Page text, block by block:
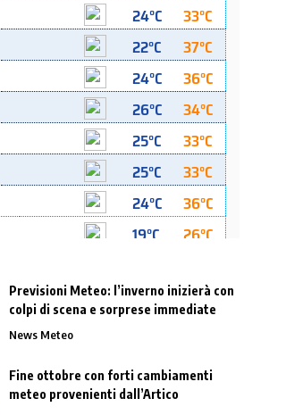
Previsioni Meteo: l’inverno inizierà con
colpi di scena e sorprese immediate
News Meteo
Fine ottobre con forti cambiamenti
meteo provenienti dall’Artico